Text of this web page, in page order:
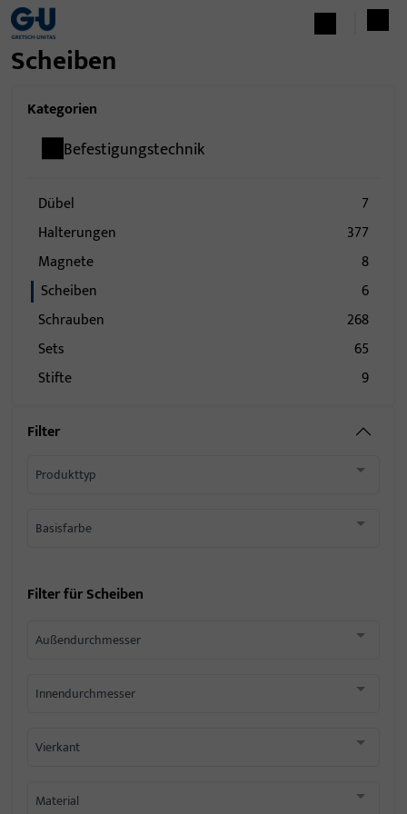
Scheiben
Kategorien
Befestigungstechnik
Dübel
7
Halterungen
377
Magnete
8
Scheiben
6
Schrauben
268
Sets
65
Stifte
9
Filter
Produkttyp
Basisfarbe
Filter fürScheiben
Außendurchmesser
Innendurchmesser
Vierkant
Material